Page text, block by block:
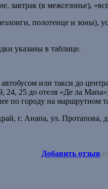
завтрак (в межсезонье),
полотенце и зоны),
указаны в таблице.
автобусом или такси до
25 до отеля «Де ла
по городу на
г. Анапа, ул. Протапова,
Добавить отзыв